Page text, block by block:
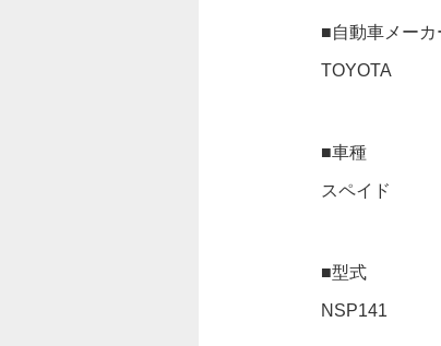
■自動車メーカ
TOYOTA
■車種
スペイド
■型式
NSP141